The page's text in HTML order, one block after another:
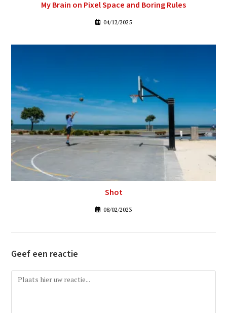
My Brain on Pixel Space and Boring Rules
04/12/2025
Shot
08/02/2023
Geef een reactie
Reactie